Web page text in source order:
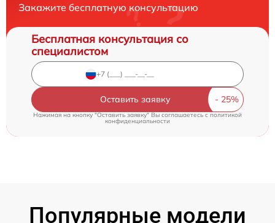
Закажите бесплатную консультацию
Бесплатная консультация со
специалистом
Оставить заявку
Нажимая на кнопку "Оставить заявку" Вы соглашаетесь cполитикой
конфиденциальности
Популярные модели